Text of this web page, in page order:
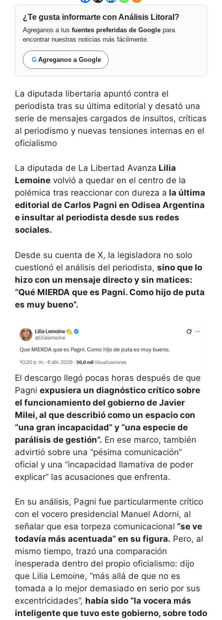
¿Te gusta informarte con Análisis Litoral?
Agreganos a tus fuentes preferidas de Google para
encontrar nuestras noticias más fácilmente.
G Agreganos a Google
La diputada libertaria apuntó contra el
periodista tras su última editorial y desató una
serie de mensajes cargados de insultos, críticas
al periodismo y nuevas tensiones internas en el
oficialismo
La diputada de La Libertad Avanza Lilia
Lemoine volvió a quedar en el centro de la
polémica tras reaccionar con dureza a la última
editorial de Carlos Pagni en Odisea Argentina
e insultar al periodista desde sus redes
sociales.
Desde su cuenta de X, la legisladora no solo
cuestionó el análisis del periodista, sino que lo
hizo con un mensaje directo y sin matices:
“Qué MIERDA que es Pagni. Como hijo de puta
es muy bueno”.
El descargo llegó pocas horas después de que
Pagni expusiera un diagnóstico crítico sobre
el funcionamiento del gobierno de Javier
Milei, al que describió como un espacio con
“una gran incapacidad” y “una especie de
parálisis de gestión”. En ese marco, también
advirtió sobre una “pésima comunicación”
oficial y una “incapacidad llamativa de poder
explicar” las acusaciones que enfrenta.
En su análisis, Pagni fue particularmente crítico
con el vocero presidencial Manuel Adorni, al
señalar que esa torpeza comunicacional “se ve
todavía más acentuada” en su figura. Pero, al
mismo tiempo, trazó una comparación
inesperada dentro del propio oficialismo: dijo
que Lilia Lemoine, “más allá de que no es
tomada a lo mejor demasiado en serio por sus
excentricidades”, había sido “la vocera más
inteligente que tuvo este gobierno, sobre todo